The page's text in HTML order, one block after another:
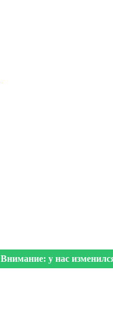
Внимание: у нас